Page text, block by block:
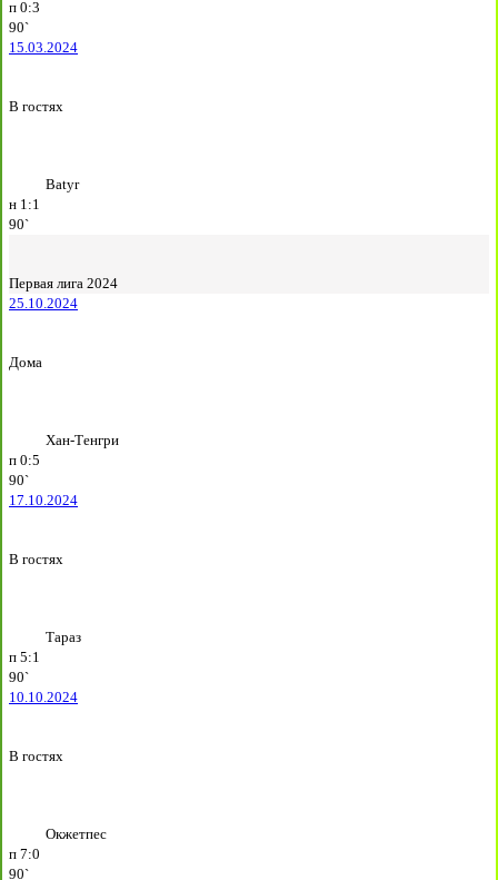
п 0:3
90`
15.03.2024
В гостях
Batyr
н 1:1
90`
Первая лига 2024
25.10.2024
Дома
Хан-Тенгри
п 0:5
90`
17.10.2024
В гостях
Тараз
п 5:1
90`
10.10.2024
В гостях
Окжетпес
п 7:0
90`